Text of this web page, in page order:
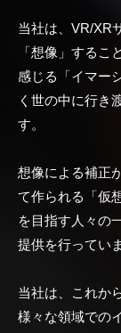
当社は、VR/XR
「想像」するこ
感じる「イマー
く世の中に行き
す。
想像による補正
て作られる「仮
を目指す人々の
提供を行ってい
当社は、これか
様々な領域での